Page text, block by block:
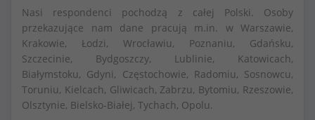
Nasi respondenci pochodzą z całej Polski. Osoby
przekazujące nam dane pracują m.in. w Warszawie,
Krakowie, Łodzi, Wrocławiu, Poznaniu, Gdańsku,
Szczecinie, Bydgoszczy, Lublinie, Katowicach,
Białymstoku, Gdyni, Częstochowie, Radomiu, Sosnowcu,
Toruniu, Kielcach, Gliwicach, Zabrzu, Bytomiu, Rzeszowie,
Olsztynie, Bielsko-Białej, Tychach, Opolu.